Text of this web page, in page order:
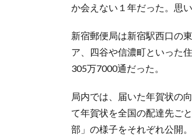
か会えない１年だった。思
新宿郵便局は新宿駅西口の
ア、四谷や信濃町といった
305万7000通だった。
局内では、届いた年賀状の
て年賀状を全国の配達先ご
部」の様子をそれぞれ公開